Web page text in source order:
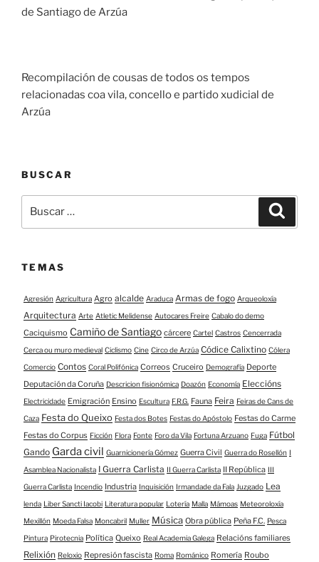
de Santiago de Arzúa
Recompilación de cousas de todos os tempos
relacionadas coa vila, concello e partido xudicial de
Arzúa
BUSCAR
TEMAS
Agresión Agricultura Agro alcalde Araduca Armas de fogo Arqueoloxía
Arquitectura Arte Atletic Melidense Autocares Freire Cabalo do demo
Caciquismo Camiño de Santiago cárcere Cartel Castros Cencerrada
Cerca ou muro medieval Ciclismo Cine Circo de Arzúa Códice Calixtino Cólera
Comercio Contos Coral Polifónica Correos Cruceiro Demografía Deporte
Deputación da Coruña Descricion fisionómica Doazón Economía Eleccións
Electricidade Emigración Ensino Escultura F.R.G. Fauna Feira Feiras de Cans de
Caza Festa do Queixo Festa dos Botes Festas do Apóstolo Festas do Carme
Festas do Corpus Ficción Flora Fonte Foro da Vila Fortuna Arzuano Fuga Fútbol
Gando Garda civil Guarnicionería Gómez Guerra Civil Guerra do Rosellón I
Asamblea Nacionalista I Guerra Carlista II Guerra Carlista II República III
Guerra Carlista Incendio Industria Inquisición Irmandade da Fala Juzgado Lea
lenda Liber Sancti Iacobi Literatura popular Lotería Malla Mámoas Meteoroloxía
Mexillón Moeda Falsa Moncabril Muller Música Obra pública Peña F.C. Pesca
Pintura Pirotecnia Política Queixo Real Academia Galega Relacións familiares
Relixión Reloxio Represión fascista Roma Románico Romería Roubo